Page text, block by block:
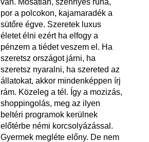
van. Mosatlan, szennyes ruha,
por a polcokon, kajamaradék a
sütőre égve. Szeretek luxus
életet élni ezért ha elfogy a
pénzem a tiédet veszem el. Ha
szeretsz országot járni, ha
szeretsz nyaralni, ha szereted az
állatokat, akkor mindenképpen írj
rám. Közeleg a tél. Így a mozizás,
shoppingolás, meg az ilyen
beltéri programok kerülnek
előtérbe némi korcsolyázással.
Gyermek megléte előny. De nem